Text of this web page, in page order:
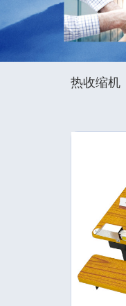
热收缩机